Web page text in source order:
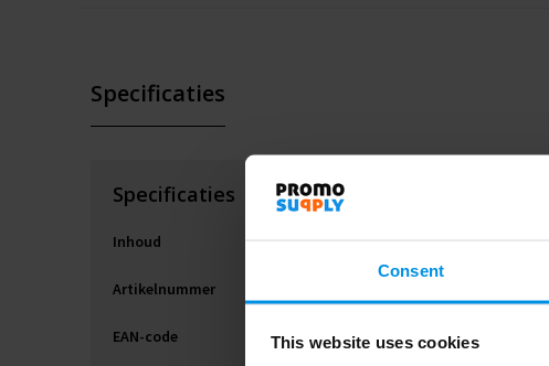
Consent
This website uses cookies
Specificaties
Specificaties
Inhoud
Artikelnummer
EAN-code